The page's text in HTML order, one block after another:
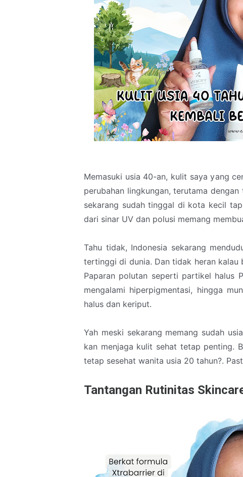
Memasuki usia 40-an, kulit saya yang
perubahan lingkungan, terutama
sekarang sudah tinggal di kota kecil
dari sinar UV dan polusi memang
Tahu tidak, Indonesia sekarang
tertinggi di dunia. Dan tidak heran kalau
Paparan polutan seperti partikel halus
mengalami hiperpigmentasi, hingga
halus dan keriput.
Yah meski sekarang memang sudah
kan menjaga kulit sehat tetap penting.
tetap sesehat wanita usia 20 tahun?.
Tantangan Rutinitas